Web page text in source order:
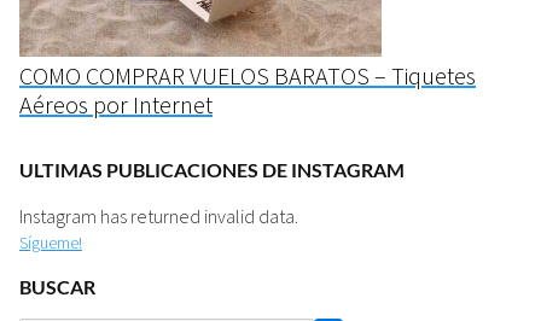
COMO COMPRAR VUELOS BARATOS – Tiquetes
Aéreos por Internet
ULTIMAS PUBLICACIONES DE INSTAGRAM
Instagram has returned invalid data.
Sígueme!
BUSCAR